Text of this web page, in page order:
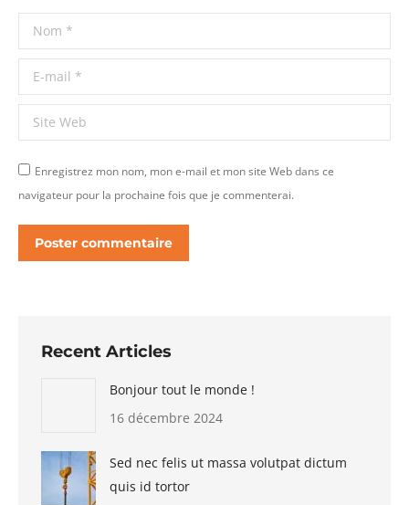
Nom *
E-mail *
Site Web
Enregistrez mon nom, mon e-mail et mon site Web dans ce
navigateur pour la prochaine fois que je commenterai.
Poster commentaire
Recent Articles
Bonjour tout le monde !
16 décembre 2024
Sed nec felis ut massa volutpat dictum
quis id tortor